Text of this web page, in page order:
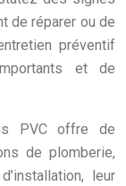
de réparer ou de
préventif
et de
PVC offre de
de plomberie,
leur